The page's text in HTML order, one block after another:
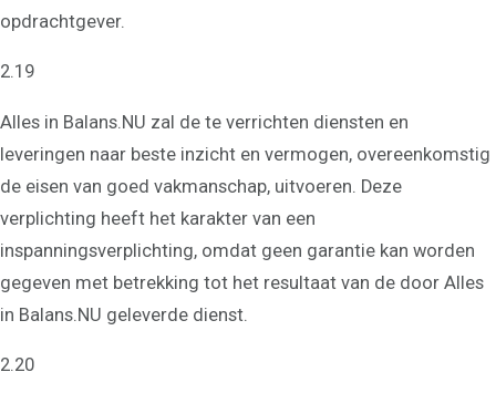
maat
mensbenadering
Wie ben jij echt?
Emoties en gevoelens
Hooggevoeligheid
Hoogalertheid
Eigenschappen van je
Over ons
opdrachtgever.
2.19
Alles in Balans.NU zal de te verrichten diensten en
leveringen naar beste inzicht en vermogen, overeenkomstig
de eisen van goed vakmanschap, uitvoeren. Deze
verplichting heeft het karakter van een
inspanningsverplichting, omdat geen garantie kan worden
gegeven met betrekking tot het resultaat van de door Alles
in Balans.NU geleverde dienst.
2.20